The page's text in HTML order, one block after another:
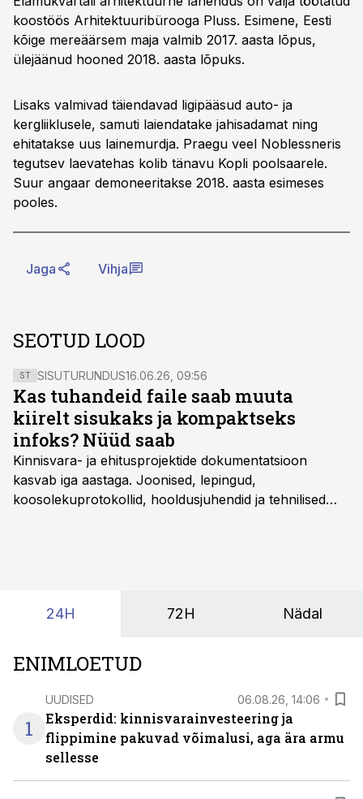
koostöös Arhitektuuribürooga Pluss. Esimene, Eesti
kõige mereäärsem maja valmib 2017. aasta lõpus,
ülejäänud hooned 2018. aasta lõpuks.
Lisaks valmivad täiendavad ligipääsud auto- ja
kergliiklusele, samuti laiendatake jahisadamat ning
ehitatakse uus lainemurdja. Praegu veel Noblessneris
tegutsev laevatehas kolib tänavu Kopli poolsaarele.
Suur angaar demoneeritakse 2018. aasta esimeses
pooles.
Jaga Vihja
SEOTUD LOOD
ST SISUTURUNDUS16.06.26, 09:56
Kas tuhandeid faile saab muuta
kiirelt sisukaks ja kompaktseks
infoks? Nüüd saab
Kinnisvara- ja ehitusprojektide dokumentatsioon
kasvab iga aastaga. Joonised, lepingud,
koosolekuprotokollid, hooldusjuhendid ja tehnilised
24H 72H Nädal
ENIMLOETUD
1
UUDISED 06.08.26, 14:06
Eksperdid: kinnisvarainvesteering ja
flippimine pakuvad võimalusi, aga ära armu
sellesse